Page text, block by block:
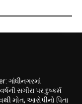
ગાંધીનગરમાં
સગીરા પર દુષ્કર્મ
મોત, આરોપીનો પિતા